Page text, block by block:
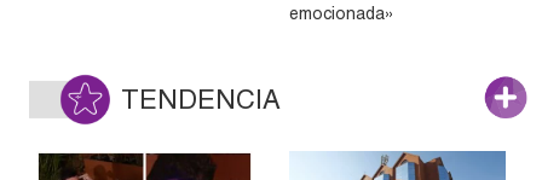
emocionada»
TENDENCIA